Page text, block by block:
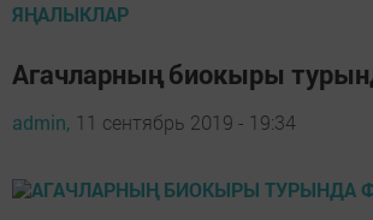
ЯҢАЛЫКЛАР
Агачларның биокыры
admin, 11 сентябрь 2019 - 19:34